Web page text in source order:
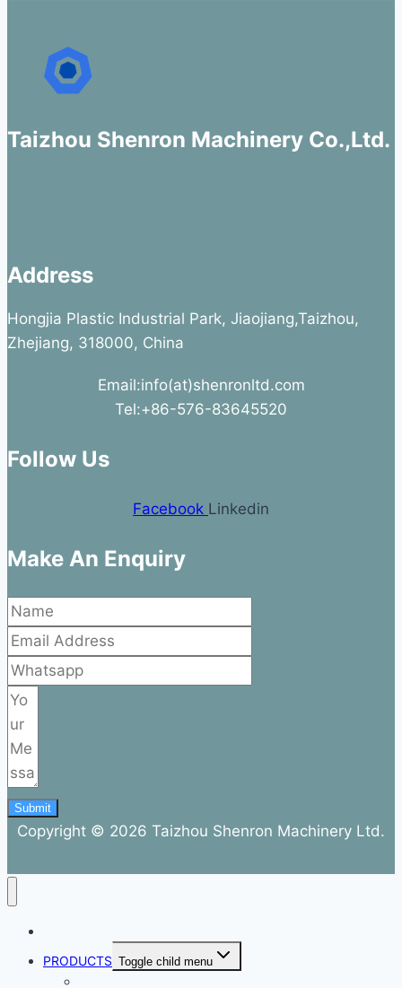
Taizhou Shenron Machinery Co.,Ltd.
Address
Hongjia Plastic Industrial Park, Jiaojiang,Taizhou,
Zhejiang, 318000, China
Email:info(at)shenronltd.com
Tel:+86-576-83645520
Follow Us
Facebook Linkedin
Make An Enquiry
Submit
Copyright © 2026 Taizhou Shenron Machinery Ltd.
PRODUCTS Toggle child menu